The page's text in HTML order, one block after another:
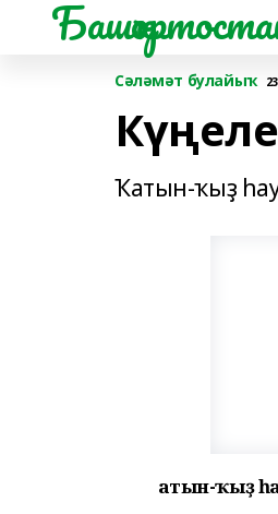
Сәләмәт булайыҡ
Ҡатын-ҡыҙ
Ҡатын-ҡыҙ